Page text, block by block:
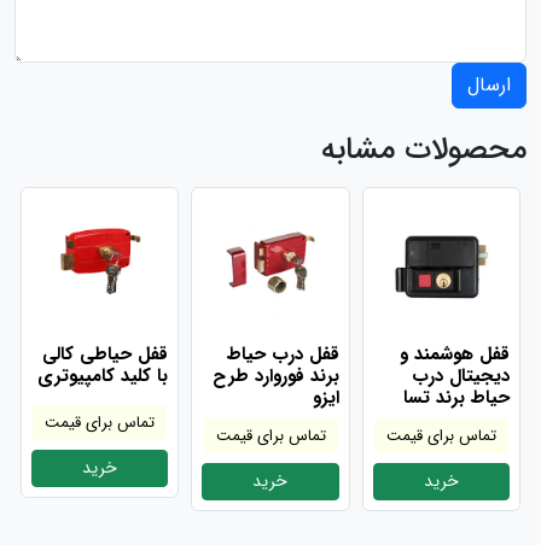
ارسال
محصولات مشابه
قفل حیاطی کالی
با کلید کامپیوتری
تماس برای قیمت
خرید
قفل درب حیاط
برند فوروارد طرح
ایزو
تماس برای قیمت
خرید
قفل هوشمند و
دیجیتال درب
حیاط برند تسا
تماس برای قیمت
خرید